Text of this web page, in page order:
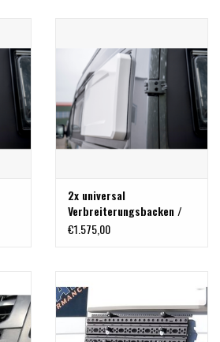
2x universal
Verbreiterungsbacken /
Ohren zum Querschlafen
€1.575,00